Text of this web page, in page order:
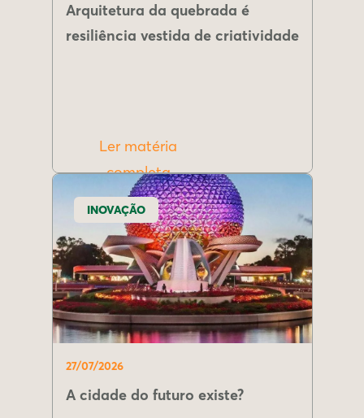
Arquitetura da quebrada é
resiliência vestida de criatividade
Ler matéria
completa
INOVAÇÃO
27/07/2026
A cidade do futuro existe?